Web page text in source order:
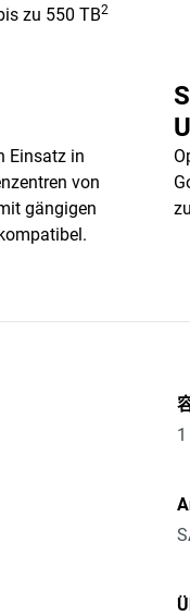
zu 550 TB2
Einsatz in
von
gängigen